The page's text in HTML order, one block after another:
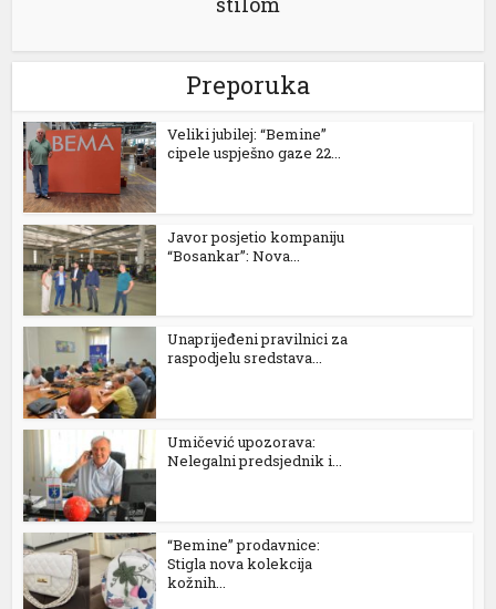
Preporuka
Veliki jubilej: “Bemine”
cipele uspješno gaze 22...
Javor posjetio kompaniju
“Bosankar”: Nova...
Unaprijeđeni pravilnici za
raspodjelu sredstava...
Umičević upozorava:
Nelegalni predsjednik i...
“Bemine” prodavnice:
Stigla nova kolekcija
kožnih...